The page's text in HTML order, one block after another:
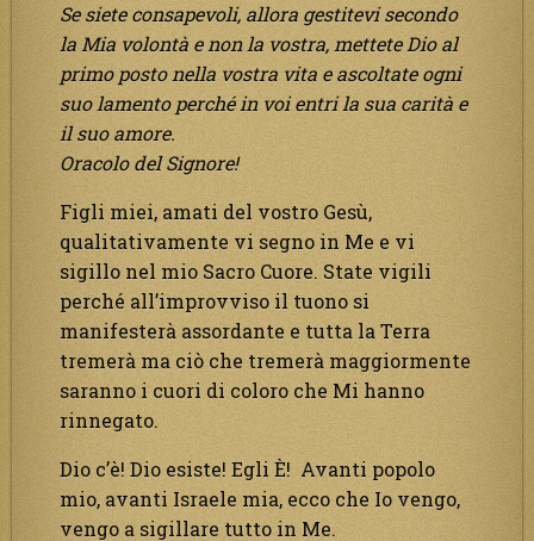
Se siete consapevoli, allora gestitevi secondo
la Mia volontà e non la vostra, mettete Dio al
primo posto nella vostra vita e ascoltate ogni
suo lamento perché in voi entri la sua carità e
il suo amore.
Oracolo del Signore!
Figli miei, amati del vostro Gesù,
qualitativamente vi segno in Me e vi
sigillo nel mio Sacro Cuore. State vigili
perché all’improvviso il tuono si
manifesterà assordante e tutta la Terra
tremerà ma ciò che tremerà maggiormente
saranno i cuori di coloro che Mi hanno
rinnegato.
Dio c’è! Dio esiste! Egli È! Avanti popolo
mio, avanti Israele mia, ecco che Io vengo,
vengo a sigillare tutto in Me.